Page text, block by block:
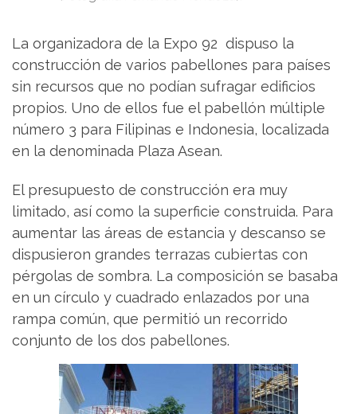
La organizadora de la Expo 92 dispuso la
construcción de varios pabellones para países
sin recursos que no podían sufragar edificios
propios. Uno de ellos fue el pabellón múltiple
número 3 para Filipinas e Indonesia, localizada
en la denominada Plaza Asean.
El presupuesto de construcción era muy
limitado, así como la superficie construida. Para
aumentar las áreas de estancia y descanso se
dispusieron grandes terrazas cubiertas con
pérgolas de sombra. La composición se basaba
en un círculo y cuadrado enlazados por una
rampa común, que permitió un recorrido
conjunto de los dos pabellones.